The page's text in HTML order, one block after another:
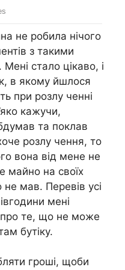
не робила нічого
з такими
стало цікаво, і
в якому йшлося
при розлу ченні
кажучи,
та поклав
розлу чення, то
вона від мене не
майно на своїх
не мав. Перевів усі
мені
про те, що не може
бутіку.
гроші, щоби